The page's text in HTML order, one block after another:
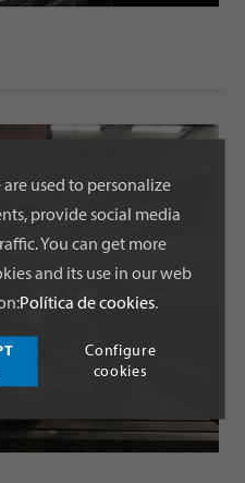
used to personalize
provide social media
You can get more
and its use in our web
Política de cookies.
Configure
cookies